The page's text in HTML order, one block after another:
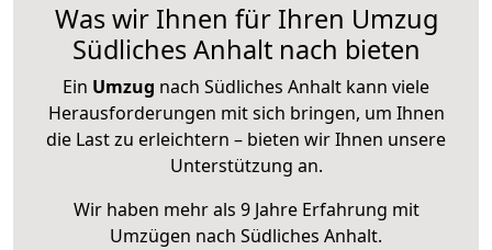
Was wir Ihnen für Ihren Umzug
Südliches Anhalt nach bieten
Ein Umzug nach Südliches Anhalt kann viele
Herausforderungen mit sich bringen, um Ihnen
die Last zu erleichtern – bieten wir Ihnen unsere
Unterstützung an.
Wir haben mehr als 9 Jahre Erfahrung mit
Umzügen nach Südliches Anhalt.